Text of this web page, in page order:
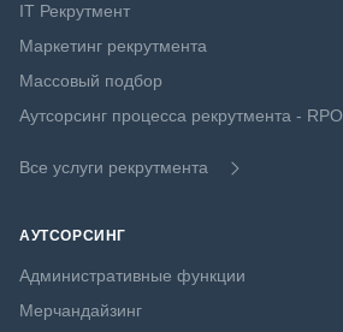
IT Рекрутмент
Маркетинг рекрутмента
Массовый подбор
Аутсорсинг процесса рекрутмента - RPO
Все услуги рекрутмента
АУТСОРСИНГ
Административные функции
Мерчандайзинг